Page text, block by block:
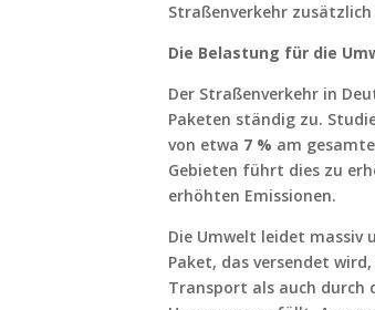
Straßenverkehr
Die Belastung für die
Der Straßenverkehr in
Paketen ständig zu.
von etwa 7 % am
Gebieten führt dies zu
erhöhten Emissionen.
Die Umwelt leidet massiv
Paket, das versendet
Transport als auch durch